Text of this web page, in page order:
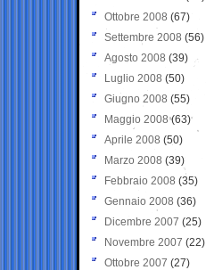
Ottobre 2008 (67)
Settembre 2008 (56)
Agosto 2008 (39)
Luglio 2008 (50)
Giugno 2008 (55)
Maggio 2008(63)
Aprile 2008 (50)
Marzo 2008 (39)
Febbraio 2008 (35)
Gennaio 2008 (36)
Dicembre 2007 (25)
Novembre 2007 (22)
Ottobre 2007 (27)